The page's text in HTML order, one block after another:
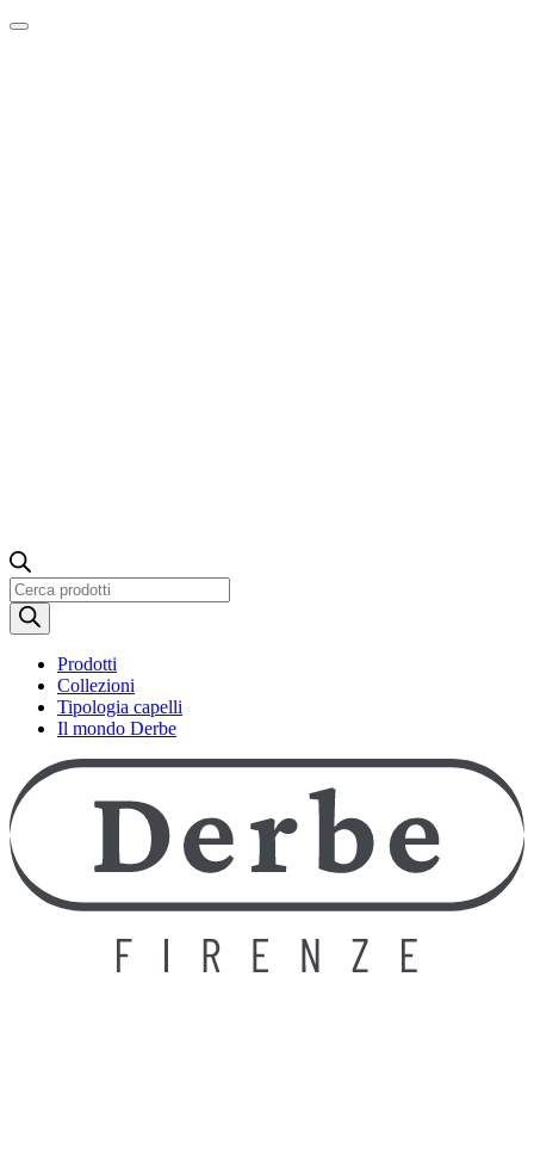
Ricerca
prodotti
Prodotti
Collezioni
Tipologia capelli
Il mondo Derbe